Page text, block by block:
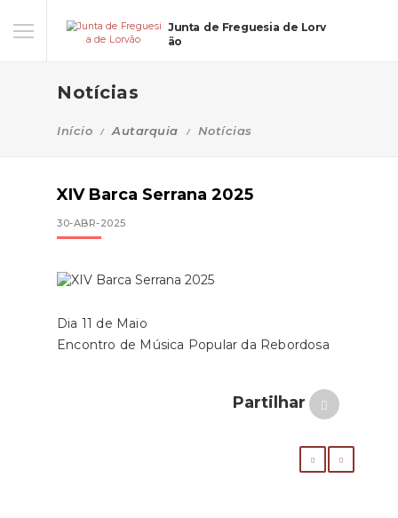
Junta de Freguesia de Lorv
ão
Notícias
Início Autarquia Notícias
XIV Barca Serrana 2025
30-ABR-2025
Dia 11 de Maio
Encontro de Música Popular da Rebordosa
Partilhar